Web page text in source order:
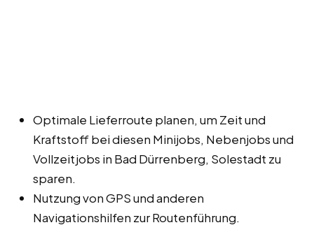
Optimale Lieferroute planen, um Zeit und
Kraftstoff bei diesen Minijobs, Nebenjobs und
Vollzeitjobs in Bad Dürrenberg, Solestadt zu
sparen.
Nutzung von GPS und anderen
Navigationshilfen zur Routenführung.